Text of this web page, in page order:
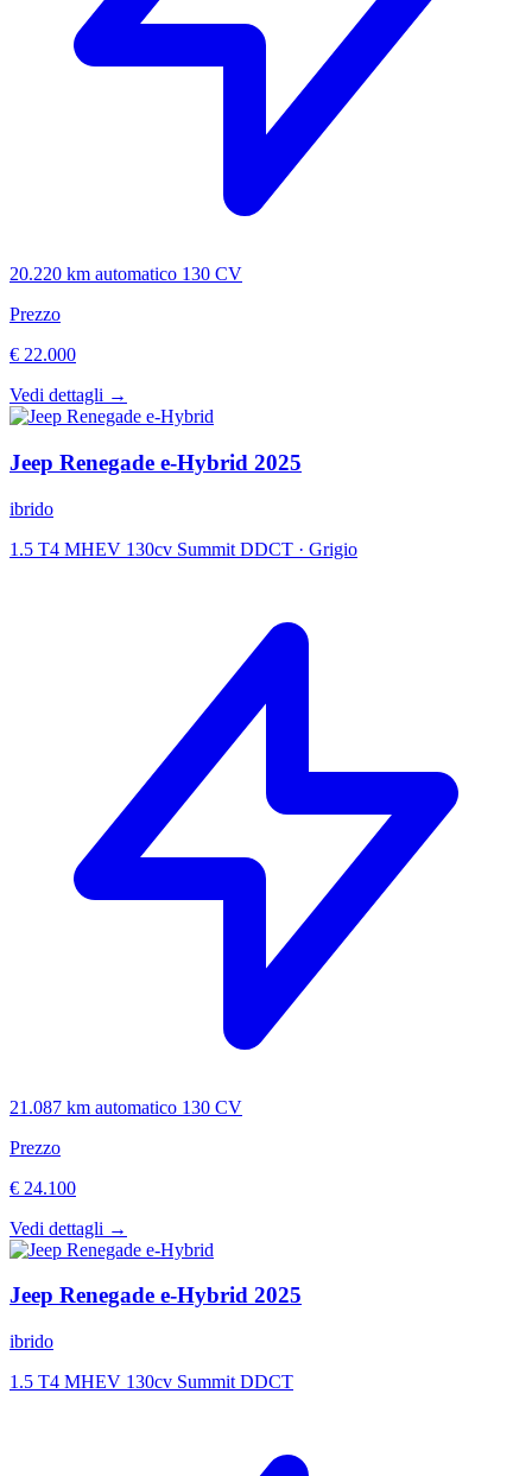
20.220 km automatico 130 CV
Prezzo
€ 22.000
Vedi dettagli →
Jeep Renegade e-Hybrid 2025
ibrido
1.5 T4 MHEV 130cv Summit DDCT · Grigio
21.087 km automatico 130 CV
Prezzo
€ 24.100
Vedi dettagli →
Jeep Renegade e-Hybrid 2025
ibrido
1.5 T4 MHEV 130cv Summit DDCT